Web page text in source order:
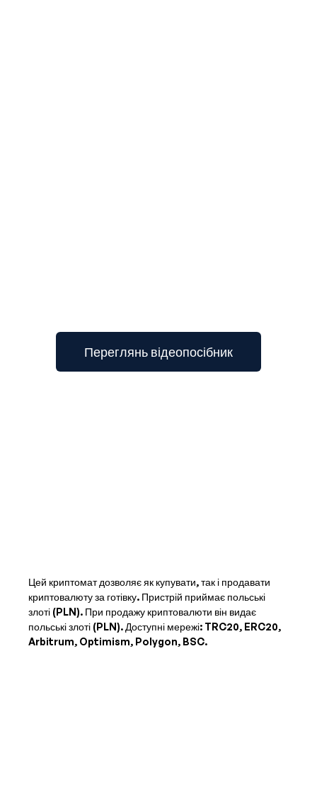
Переглянь відеопосібник
Цей криптомат дозволяє як купувати, так і продавати
криптовалюту за готівку. Пристрій приймає польські
злоті (PLN). При продажу криптовалюти він видає
польські злоті (PLN). Доступні мережі: TRC20, ERC20,
Arbitrum, Optimism, Polygon, BSC.